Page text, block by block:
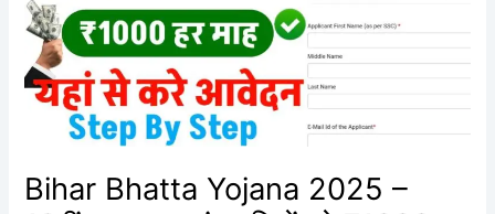
Bihar Bhatta Yojana 2025 –
–
12वीं
पास
युवा
को
₹1000